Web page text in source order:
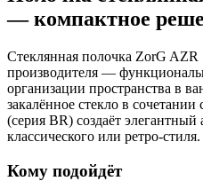
— компактное
Стеклянная полочка ZorG AZR
производителя —
организации пространства в
закалённое стекло в
(серия BR) создаёт элегантный
классического или ретро-стиля.
Кому подойдёт